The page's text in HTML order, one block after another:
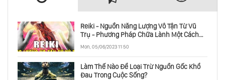
Reiki - Nguồn Năng Lượng Vô Tận Từ Vũ
Trụ - Phương Pháp Chữa Lành Một Cách
Mon, 05/06/2023 11:50
Làm Thế Nào Để Loại Trừ Nguồn Gốc Khổ
Đau Trong Cuộc Sống?